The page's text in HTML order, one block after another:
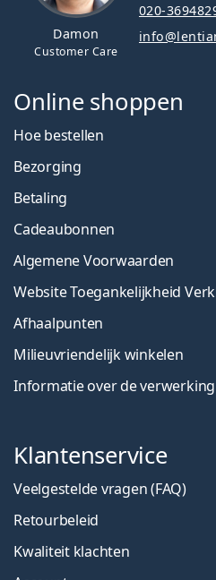
Damon
Customer Care
020-
Online shoppen
Hoe bestellen
Bezorging
Betaling
Cadeaubonnen
Algemene Voorwaarden
Website Toegankelijkheid
Afhaalpunten
Milieuvriendelijk winkelen
Informatie over de
Klantenservice
Veelgestelde vragen (FAQ)
Retourbeleid
Kwaliteit klachten